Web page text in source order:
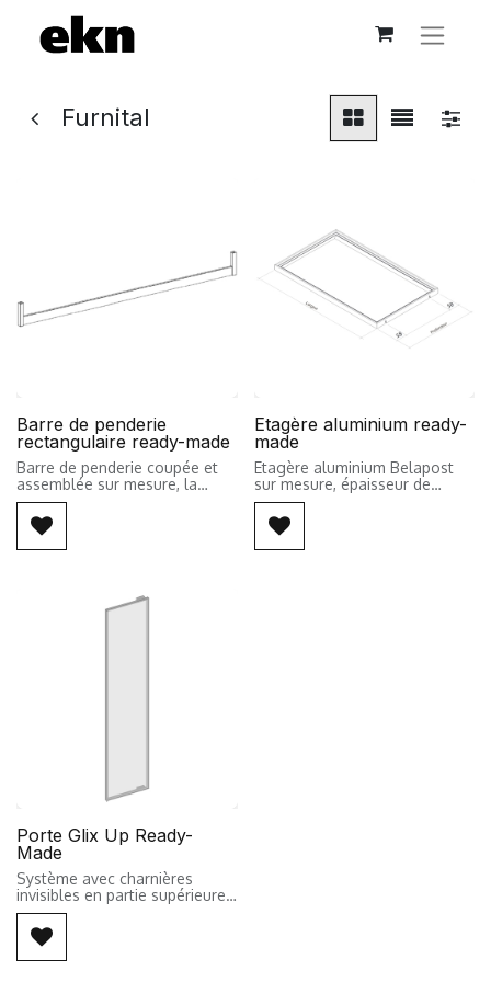
Furnital
Barre de penderie
rectangulaire ready-made
Barre de penderie coupée et
assemblée sur mesure, la
dimension donnée correspond
à la dimension externe totale
de la barre de penderie,
comprenant les attaches de
Pour calculer l'entraxe de la
barre de penderie Entraxe =
Etagère aluminium ready-
made
Etagère aluminium Belapost
sur mesure, épaisseur de
35MM, pour une tablette ou
verre de maximum 12MM
d'épaisseur.
Porte Glix Up Ready-
Made
Système avec charnières
invisibles en partie supérieure
et inférieure